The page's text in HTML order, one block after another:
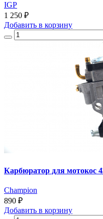
IGP
1 250 ₽
Добавить в корзину
Карбюратор для мотокос
Champion
890 ₽
Добавить в корзину